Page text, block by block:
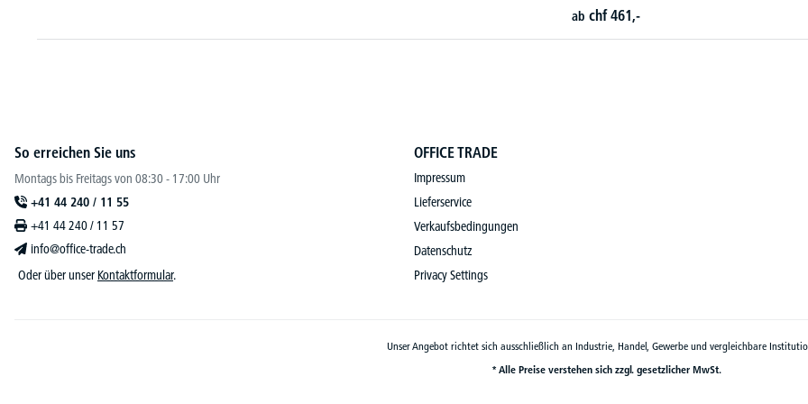
So erreichen Sie uns
Montags bis Freitags von 08:30 - 17:00 Uhr
+41 44 240 / 11 55
+41 44 240 / 11 57
info@office-trade.ch
Oder über unser Kontaktformular.
OFFICE TRADE
Impressum
Lieferservice
Verkaufsbedingungen
Datenschutz
Privacy Settings
Unser Angebot richtet sich ausschließlich an Industrie, Handel, Gewerbe und vergleichbare
* Alle Preise verstehen sich zzgl. gesetzlicher MwSt.